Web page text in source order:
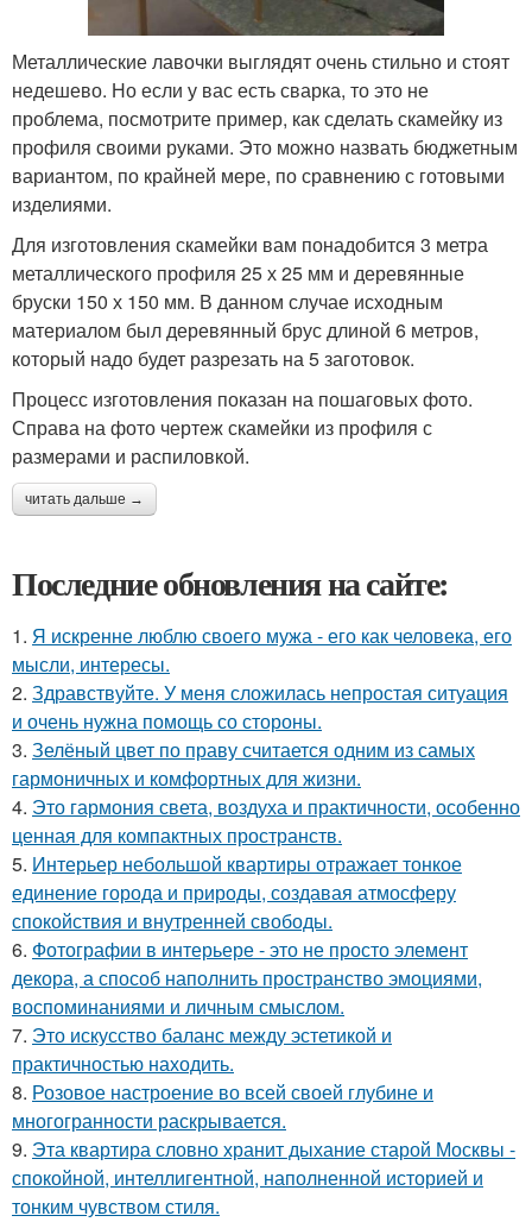
Металлические лавочки выглядят очень стильно и стоят
недешево. Но если у вас есть сварка, то это не
проблема, посмотрите пример, как сделать скамейку из
профиля своими руками. Это можно назвать бюджетным
вариантом, по крайней мере, по сравнению с готовыми
изделиями.
Для изготовления скамейки вам понадобится 3 метра
металлического профиля 25 х 25 мм и деревянные
бруски 150 х 150 мм. В данном случае исходным
материалом был деревянный брус длиной 6 метров,
который надо будет разрезать на 5 заготовок.
Процесс изготовления показан на пошаговых фото.
Справа на фото чертеж скамейки из профиля с
размерами и распиловкой.
читать дальше →
Последние обновления на сайте:
1. Я искренне люблю своего мужа - его как человека, его
мысли, интересы.
2. Здравствуйте. У меня сложилась непростая ситуация
и очень нужна помощь со стороны.
3. Зелёный цвет по праву считается одним из самых
гармоничных и комфортных для жизни.
4. Это гармония света, воздуха и практичности, особенно
ценная для компактных пространств.
5. Интерьер небольшой квартиры отражает тонкое
единение города и природы, создавая атмосферу
спокойствия и внутренней свободы.
6. Фотографии в интерьере - это не просто элемент
декора, а способ наполнить пространство эмоциями,
воспоминаниями и личным смыслом.
7. Это искусство баланс между эстетикой и
практичностью находить.
8. Розовое настроение во всей своей глубине и
многогранности раскрывается.
9. Эта квартира словно хранит дыхание старой Москвы -
спокойной, интеллигентной, наполненной историей и
тонким чувством стиля.